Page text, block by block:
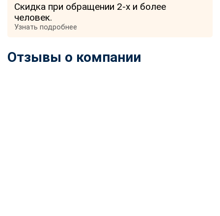
Скидка при обращении 2-х и более
человек.
Узнать подробнее
Отзывы о компании